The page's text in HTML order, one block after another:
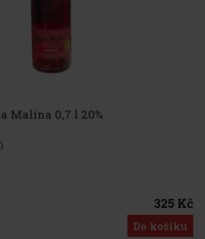
Malina 0,7 l 20%
325 Kč
Do košíku